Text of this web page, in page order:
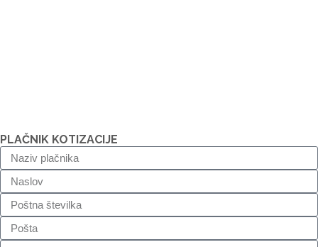
PLAČNIK KOTIZACIJE